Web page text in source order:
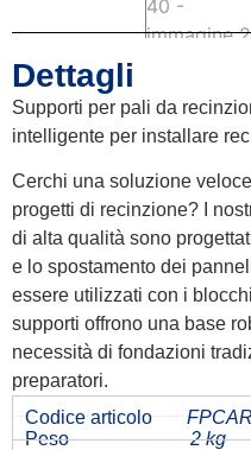
Dettagli
Supporti per pali da
intelligente per installare
Cerchi una soluzione
progetti di recinzione? I
di alta qualità sono
e lo spostamento dei
essere utilizzati con i
supporti offrono una base
necessità di fondazioni
preparatori.
Codice articolo
Peso
2 kg